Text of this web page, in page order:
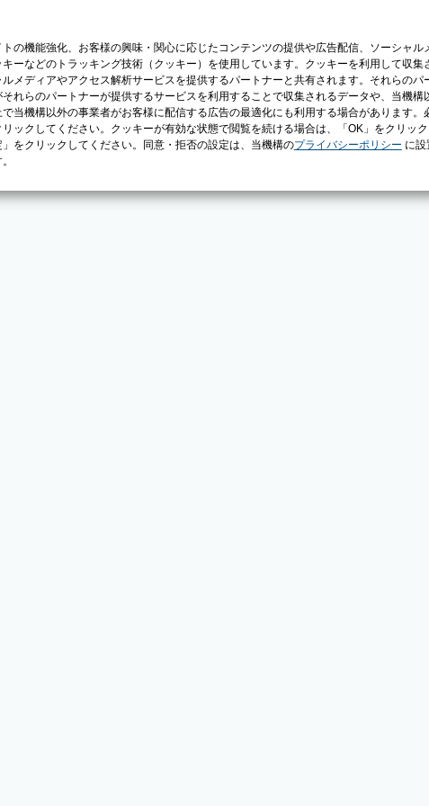
の機能強化、お客様の興味・関心に応じたコンテンツの提供や広告配信、ソーシャ
ーなどのトラッキング技術（クッキー）を使用しています。クッキーを利用して収
メディアやアクセス解析サービスを提供するパートナーと共有されます。それらの
れらのパートナーが提供するサービスを利用することで収集されるデータや、当機
当機構以外の事業者がお客様に配信する広告の最適化にも利用する場合があります
ックしてください。クッキーが有効な状態で閲覧を続ける場合は、「OK」をクリッ
をクリックしてください。同意・拒否の設定は、当機構のプライバシーポリシー に